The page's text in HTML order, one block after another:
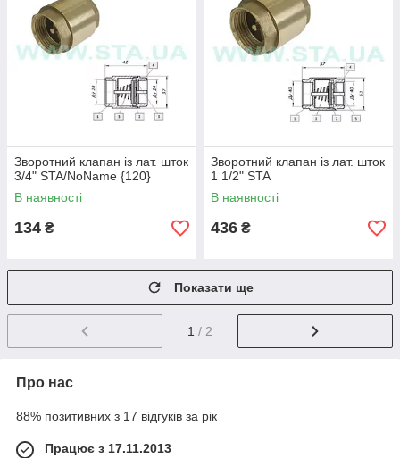
Зворотний клапан із лат. шток
3/4" STA/NoName {120}
В наявності
134 ₴
Зворотний клапан із лат. шток
1 1/2" STA
В наявності
436 ₴
Показати ще
1 / 2
Про нас
88% позитивних з 17 відгуків за рік
Працює з 17.11.2013